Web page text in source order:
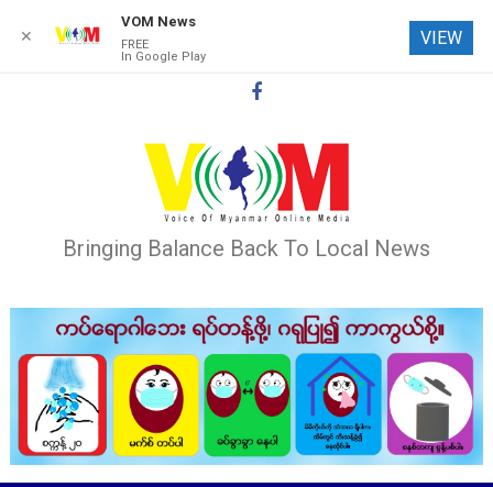
Bringing Balance Back To Local News
✕
VOM News
FREE
In Google Play
VIEW